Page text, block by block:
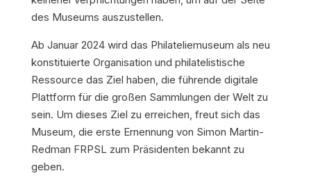
des Museums auszustellen.
Ab Januar 2024 wird das Philateliemuseum als neu
konstituierte Organisation und philatelistische
Ressource das Ziel haben, die führende digitale
Plattform für die großen Sammlungen der Welt zu
sein. Um dieses Ziel zu erreichen, freut sich das
Museum, die erste Ernennung von Simon Martin-
Redman FRPSL zum Präsidenten bekannt zu
geben.